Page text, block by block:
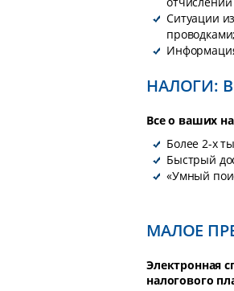
Ситуации
проводками;
НАЛОГИ:
Все о ваших
Более 2-х
Быстрый
«Умный
МАЛОЕ
Электронная
налогового